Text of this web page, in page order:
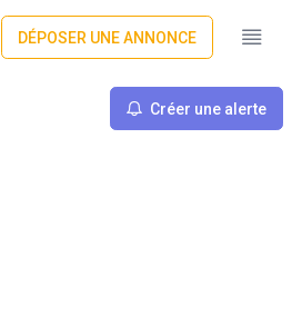
DÉPOSER UNE ANNONCE
Créer une alerte